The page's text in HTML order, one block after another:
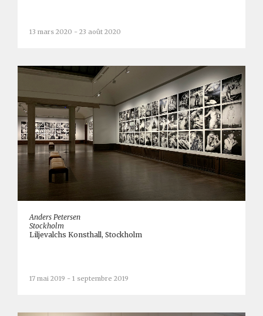
13 mars 2020 - 23 août 2020
Anders Petersen
Stockholm
Liljevalchs Konsthall, Stockholm
17 mai 2019 - 1 septembre 2019